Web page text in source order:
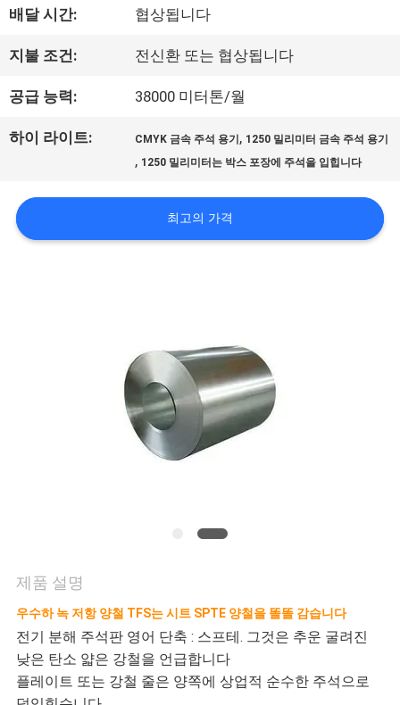
공
장
여
행
품
소
식
케
배달 시간: 협상됩니다
지불 조건: 전신환 또는 협상됩니다
공급 능력: 38000 미터톤/월
하이 라이트: CMYK 금속 주석 용기 , 1250 밀리미터 금속 주석 용기
, 1250 밀리미터는 박스 포장에 주석을 입힙니다
최고의 가격
제품 설명
우수하 녹 저항 양철 TFS는 시트 SPTE 양철을 똘똘 감습니다
전기 분해 주석판 영어 단축 : 스프테. 그것은 추운 굴려진
낮은 탄소 얇은 강철을 언급합니다
플레이트 또는 강철 줄은 양쪽에 상업적 순수한 주석으로